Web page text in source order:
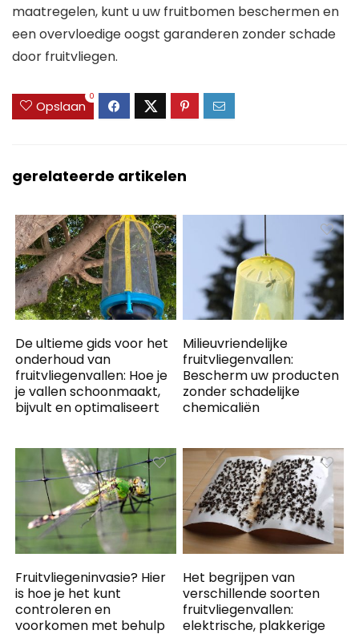
maatregelen, kunt u uw fruitbomen beschermen en
een overvloedige oogst garanderen zonder schade
door fruitvliegen.
Opslaan
0
gerelateerde artikelen
De ultieme gids voor het
onderhoud van
fruitvliegenvallen: Hoe je
je vallen schoonmaakt,
bijvult en optimaliseert
Milieuvriendelijke
fruitvliegenvallen:
Bescherm uw producten
zonder schadelijke
chemicaliën
Fruitvliegeninvasie? Hier
is hoe je het kunt
controleren en
voorkomen met behulp
Het begrijpen van
verschillende soorten
fruitvliegenvallen:
elektrische, plakkerige